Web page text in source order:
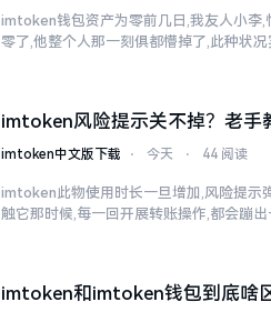
imtoken钱包资产为零前几日,我友人小李
零了,他整个人那一刻俱都懵掉了,此种状
imtoken风险提示关不掉？老手
imtoken中文版下载 ⋅ 今天 ⋅ 44 阅读
imtoken此物使用时长一旦增加,风险提示
触它那时候,每一回开展转账操作,都会蹦
imtoken和imtoken钱包到底啥